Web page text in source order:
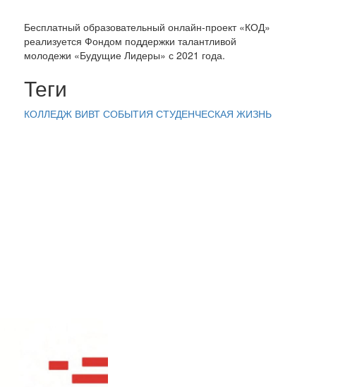
Бесплатный образовательный онлайн-проект «КОД»
реализуется Фондом поддержки талантливой
молодежи «Будущие Лидеры» с 2021 года.
Теги
КОЛЛЕДЖ ВИВТ СОБЫТИЯ СТУДЕНЧЕСКАЯ ЖИЗНЬ